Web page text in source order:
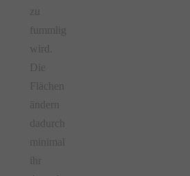
zu
fummlig
wird.
Die
Flächen
ändern
dadurch
minimal